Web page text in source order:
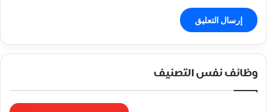
وظائف نفس التصنيف